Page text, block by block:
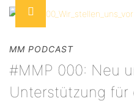
MM PODCAST
#MMP 000: Neu
Unterstützung für